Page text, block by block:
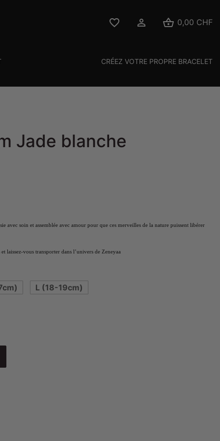
   0,00 CHF
CRÉEZ VOTRE PROPRE BRACELET
Jade blanche
avec soin et assemblée avec amour pour que ces merveilles de la nature puissent libérer
et laissez-vous transporter dans l’univers de Zeneyaa
L (18-19cm)